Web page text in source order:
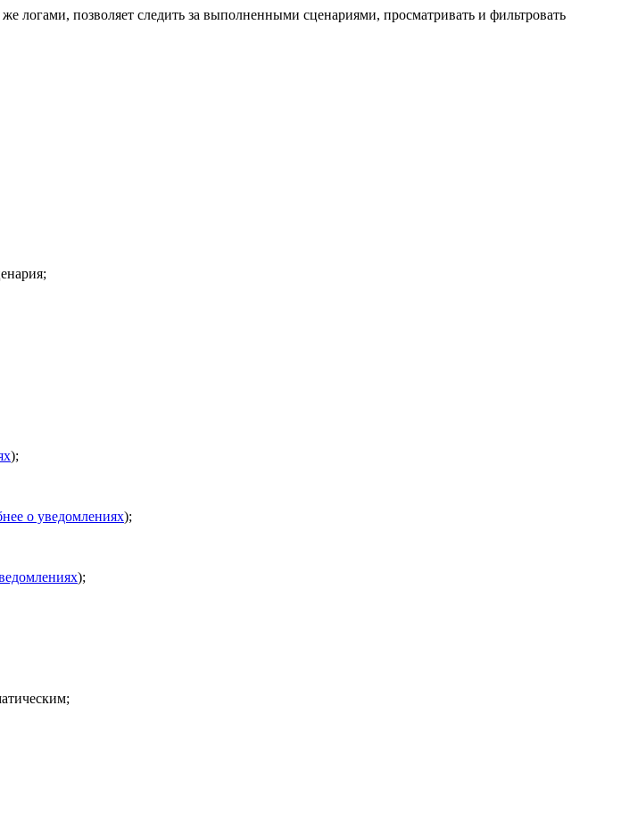
логами, позволяет следить за выполненными сценариями, просматривать и фильтровать
);
о уведомлениях);
);